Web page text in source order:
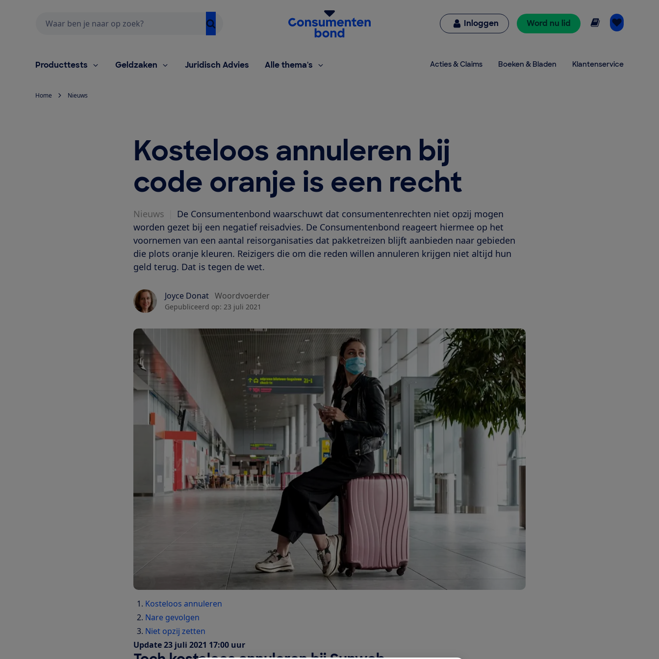
Homepage van de Consumentenbond
Inloggen Word nu lid Online lezen
Producttests Geldzaken Juridisch Advies Alle thema's Acties & Claims Boeken & Bladen Klantenservice
Home Nieuws
Kosteloos annuleren bij
code oranje is een recht
Nieuws
De Consumentenbond waarschuwt dat consumentenrechten niet opzij mogen
worden gezet bij een negatief reisadvies. De Consumentenbond reageert hiermee op het
voornemen van een aantal reisorganisaties dat pakketreizen blijft aanbieden naar gebieden
die plots oranje kleuren. Reizigers die om die reden willen annuleren krijgen niet altijd hun
geld terug. Dat is tegen de wet.
Joyce Donat Woordvoerder
Gepubliceerd op: 23 juli 2021
Kosteloos annuleren
Nare gevolgen
Niet opzij zetten
Update 23 juli 2021 17:00 uur